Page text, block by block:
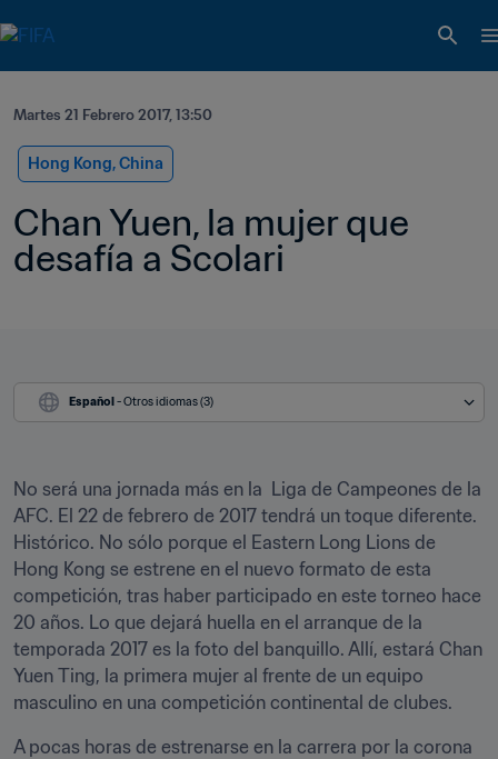
Martes 21 Febrero 2017, 13:50
Hong Kong, China
Chan Yuen, la mujer que
desafía a Scolari
Español - Otros idiomas (3)
No será una jornada más en la  Liga de Campeones de la
AFC. El 22 de febrero de 2017 tendrá un toque diferente.
Histórico. No sólo porque el Eastern Long Lions de
Hong Kong se estrene en el nuevo formato de esta
competición, tras haber participado en este torneo hace
20 años. Lo que dejará huella en el arranque de la
temporada 2017 es la foto del banquillo. Allí, estará Chan
Yuen Ting, la primera mujer al frente de un equipo
masculino en una competición continental de clubes.
A pocas horas de estrenarse en la carrera por la corona